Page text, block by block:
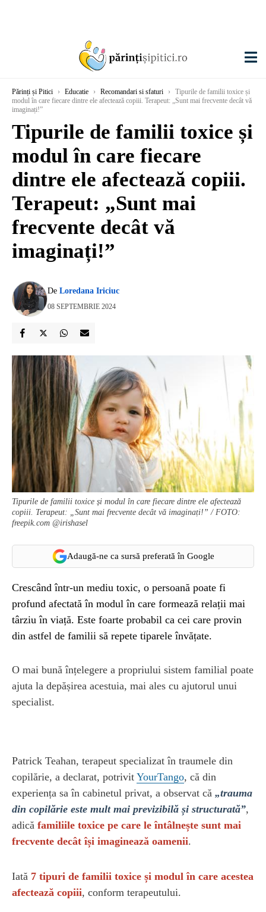
Părinți și Pitici › Educatie › Recomandari si sfaturi ›
Tipurile de familii toxice și
modul în care fiecare dintre ele afectează copiii. Terapeut: „Sunt mai frecvente decât vă
imaginați!”
Tipurile de familii toxice și
modul în care fiecare
dintre ele afectează copiii.
Terapeut: „Sunt mai
frecvente decât vă
imaginați!”
De Loredana Iriciuc
08 SEPTEMBRIE 2024
Tipurile de familii toxice și modul în care fiecare dintre ele afectează
copiii. Terapeut: „Sunt mai frecvente decât vă imaginați!” / FOTO:
freepik.com @irishasel
Adaugă-ne ca sursă preferată în Google
Crescând într-un mediu toxic, o persoană poate fi
profund afectată în modul în care formează relații mai
târziu în viață. Este foarte probabil ca cei care provin
din astfel de familii să repete tiparele învățate.
O mai bună înțelegere a propriului sistem familial poate
ajuta la depășirea acestuia, mai ales cu ajutorul unui
specialist.
Patrick Teahan, terapeut specializat în traumele din
copilărie, a declarat, potrivit YourTango, că din
experiența sa în cabinetul privat, a observat că „trauma
din copilărie este mult mai previzibilă și structurată”,
adică familiile toxice pe care le întâlnește sunt mai
frecvente decât își imaginează oamenii.
Iată 7 tipuri de familii toxice și modul în care acestea
afectează copiii, conform terapeutului.